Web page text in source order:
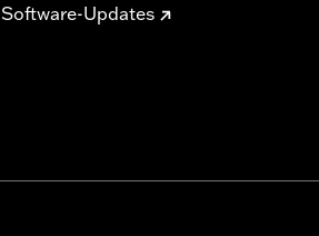
Software-Updates